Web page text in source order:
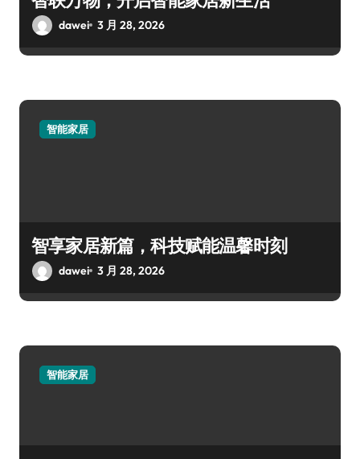
dawei 3 月 28, 2026
智能家居
智享家居新篇，科技赋能温馨时刻
dawei 3 月 28, 2026
智能家居